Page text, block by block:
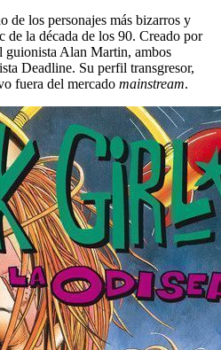
de los personajes más bizarros y
de la década de los 90. Creado por
guionista Alan Martin, ambos
Deadline. Su perfil transgresor,
fuera del mercado mainstream.